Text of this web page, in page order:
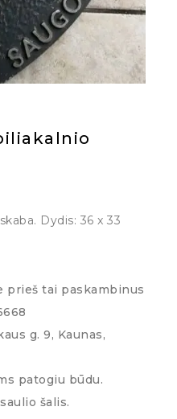
Dydis: 36 x 33
prieš tai paskambinus
g. 9, Kaunas,
patogiu būdu.
šalis.